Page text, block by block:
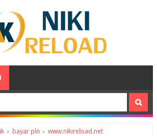
› bayar pln › www.nikireload.net